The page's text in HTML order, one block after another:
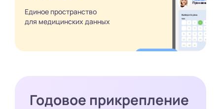
Единое пространство
для медицинских данных
Годовое прикрепление